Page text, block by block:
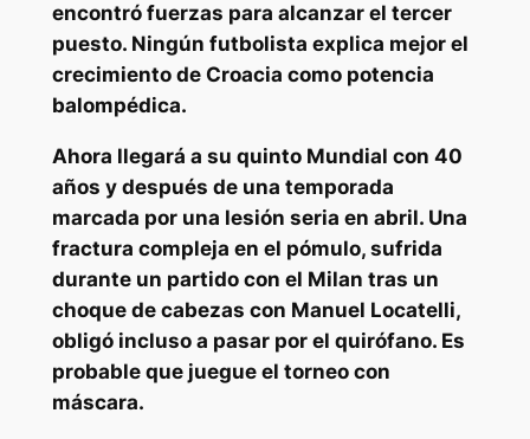
encontró fuerzas para alcanzar el tercer
puesto. Ningún futbolista explica mejor el
crecimiento de Croacia como potencia
balompédica.
Ahora llegará a su quinto Mundial con 40
años y después de una temporada
marcada por una lesión seria en abril. Una
fractura compleja en el pómulo, sufrida
durante un partido con el Milan tras un
choque de cabezas con Manuel Locatelli,
obligó incluso a pasar por el quirófano. Es
probable que juegue el torneo con
máscara.